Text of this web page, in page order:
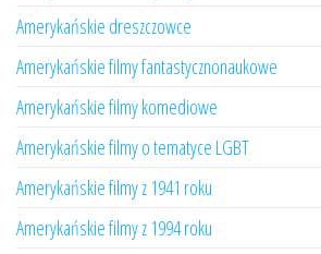
Amerykańskie dreszczowce
Amerykańskie filmy fantastycznonaukowe
Amerykańskie filmy komediowe
Amerykańskie filmy o tematyce LGBT
Amerykańskie filmy z 1941 roku
Amerykańskie filmy z 1994 roku